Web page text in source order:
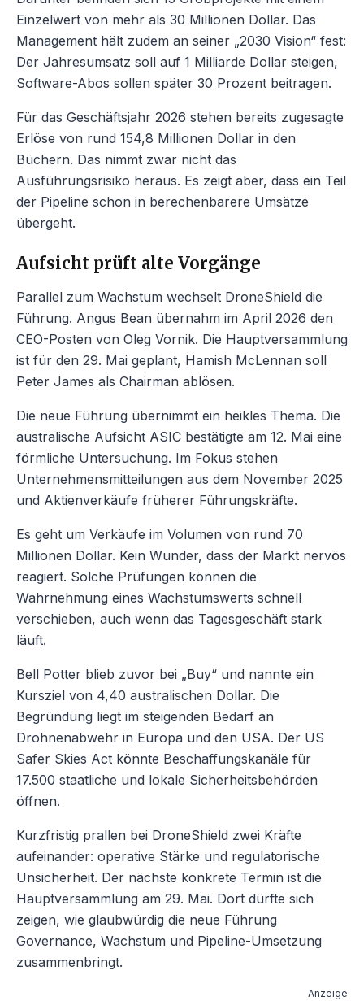
Einzelwert von mehr als 30 Millionen Dollar. Das
Management hält zudem an seiner „2030 Vision“ fest:
Der Jahresumsatz soll auf 1 Milliarde Dollar steigen,
Software-Abos sollen später 30 Prozent beitragen.
Für das Geschäftsjahr 2026 stehen bereits zugesagte
Erlöse von rund 154,8 Millionen Dollar in den
Büchern. Das nimmt zwar nicht das
Ausführungsrisiko heraus. Es zeigt aber, dass ein Teil
der Pipeline schon in berechenbarere Umsätze
übergeht.
Aufsicht prüft alte Vorgänge
Parallel zum Wachstum wechselt DroneShield die
Führung. Angus Bean übernahm im April 2026 den
CEO-Posten von Oleg Vornik. Die Hauptversammlung
ist für den 29. Mai geplant, Hamish McLennan soll
Peter James als Chairman ablösen.
Die neue Führung übernimmt ein heikles Thema. Die
australische Aufsicht ASIC bestätigte am 12. Mai eine
förmliche Untersuchung. Im Fokus stehen
Unternehmensmitteilungen aus dem November 2025
und Aktienverkäufe früherer Führungskräfte.
Es geht um Verkäufe im Volumen von rund 70
Millionen Dollar. Kein Wunder, dass der Markt nervös
reagiert. Solche Prüfungen können die
Wahrnehmung eines Wachstumswerts schnell
verschieben, auch wenn das Tagesgeschäft stark
läuft.
Bell Potter blieb zuvor bei „Buy“ und nannte ein
Kursziel von 4,40 australischen Dollar. Die
Begründung liegt im steigenden Bedarf an
Drohnenabwehr in Europa und den USA. Der US
Safer Skies Act könnte Beschaffungskanäle für
17.500 staatliche und lokale Sicherheitsbehörden
öffnen.
Kurzfristig prallen bei DroneShield zwei Kräfte
aufeinander: operative Stärke und regulatorische
Unsicherheit. Der nächste konkrete Termin ist die
Hauptversammlung am 29. Mai. Dort dürfte sich
zeigen, wie glaubwürdig die neue Führung
Governance, Wachstum und Pipeline-Umsetzung
zusammenbringt.
Anzeige